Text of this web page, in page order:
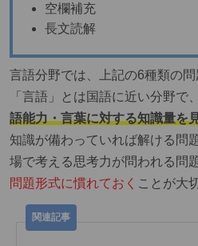
空欄補充
長文読解
言語分野では、上記の6種類の問
「言語」とは国語に近い分野で、
語能力・言葉に対する知識量を
知識が備わっていれば解ける問
場で考える思考力が問われる問
問題形式に慣れておく ことが大